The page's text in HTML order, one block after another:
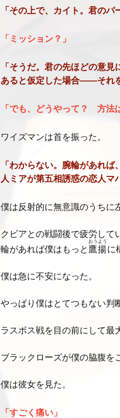
「その上で、カイト。君の
「ミッション？」
「そうだ。君の先ほどの意
あると仮定した場合――それ
「でも、どうやって？ 方法
ワイズマンは首を振った。
「わからない。腕輪があれ
人ミアが第五相誘惑の恋人マ
僕は反射的に無意識のうちに
クビアとの戦闘後で疲労して
輪があれば僕はもっと 鷹揚
おうよう
に
僕は急に不安になった。
やっぱり僕はとてつもない判
ラスボス戦を目の前にして最
ブラックローズが僕の脇腹を
僕は彼女を見た。
「すごく痛い」